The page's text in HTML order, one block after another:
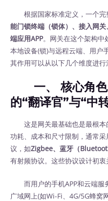
根据国家标准定义，一个完
能门锁终端（锁体）、接入网
端应用APP。网关在这个架构中
本地设备(锁)与远程云端、用户
其作用可以从以下几个维度进行
一、 核心角
的“翻译官”与“中
这是网关最基础也是最根本
功耗、成本和尺寸限制，通常
议，如Zigbee、蓝牙（
有射频协议。这些协议设计初衷
而用户的手机APP和云端服
广域网上(如Wi-Fi、4G/5G蜂窝